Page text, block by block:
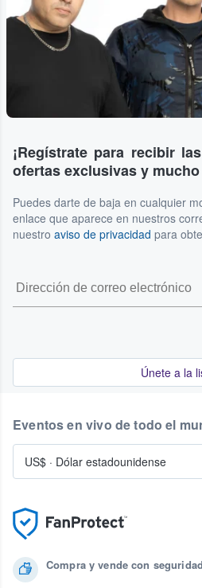
¡Regístrate para recibir
ofertas exclusivas y
Puedes darte de baja en cualquier
enlace que aparece en nuestros
nuestro aviso de privacidad para
Únete a la
Compra y vende con seguridad
Eventos en vivo de todo el
US$ · Dólar estadounidense